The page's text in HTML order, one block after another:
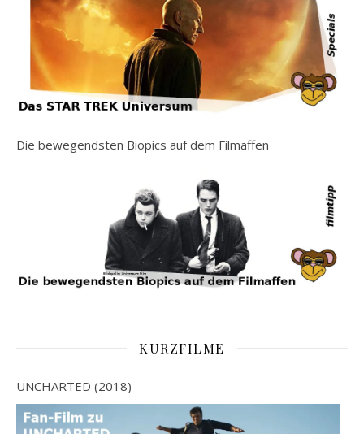
Die bewegendsten Biopics auf dem Filmaffen
KURZFILME
UNCHARTED (2018)